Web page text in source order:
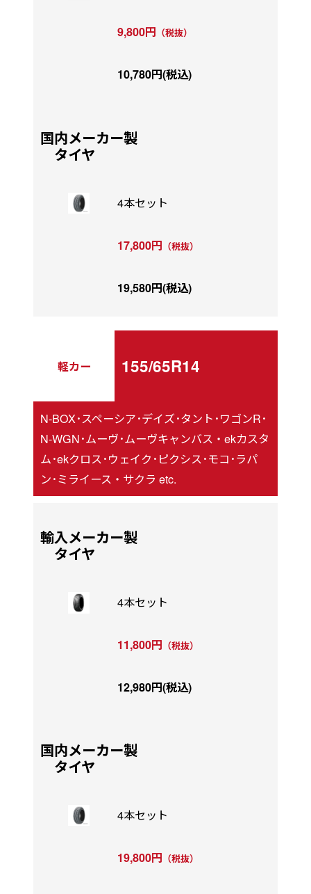
9,800円 （税抜）
10,780円(税込)
国内メーカー製
タイヤ
4本セット
17,800円 （税抜）
19,580円(税込)
軽カー 155/65R14
N-BOX･スペーシア･デイズ･タント･ワゴンR･
N-WGN･ムーヴ･ムーヴキャンバス・ekカスタ
ム･ekクロス･ウェイク･ピクシス･モコ･ラパ
ン･ミライース・サクラ etc.
輸入メーカー製
タイヤ
4本セット
11,800円 （税抜）
12,980円(税込)
国内メーカー製
タイヤ
4本セット
19,800円 （税抜）